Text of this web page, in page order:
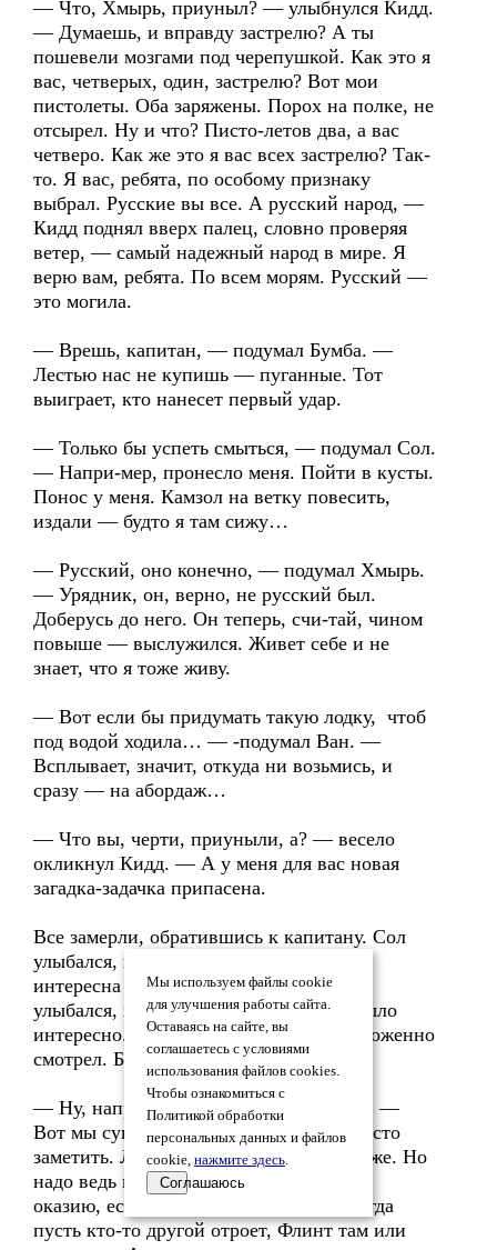
— Что, Хмырь, приуныл? — улыбнулся Кидд.
— Думаешь, и вправду застрелю? А ты
пошевели мозгами под черепушкой. Как это я
вас, четверых, один, застрелю? Вот мои
пистолеты. Оба заряжены. Порох на полке, не
отсырел. Ну и что? Писто-летов два, а вас
четверо. Как же это я вас всех застрелю? Так-
то. Я вас, ребята, по особому признаку
выбрал. Русские вы все. А русский народ, —
Кидд поднял вверх палец, словно проверяя
ветер, — самый надежный народ в мире. Я
верю вам, ребята. По всем морям. Русский —
это могила.
— Врешь, капитан, — подумал Бумба. —
Лестью нас не купишь — пуганные. Тот
выиграет, кто нанесет первый удар.
— Только бы успеть смыться, — подумал Сол.
— Напри-мер, пронесло меня. Пойти в кусты.
Понос у меня. Камзол на ветку повесить,
издали — будто я там сижу…
— Русский, оно конечно, — подумал Хмырь.
— Урядник, он, верно, не русский был.
Доберусь до него. Он теперь, счи-тай, чином
повыше — выслужился. Живет себе и не
знает, что я тоже живу.
— Вот если бы придумать такую лодку, чтоб
под водой ходила… — -подумал Ван. —
Всплывает, значит, откуда ни возьмись, и
сразу — на абордаж…
— Что вы, черти, приуныли, а? — весело
окликнул Кидд. — А у меня для вас новая
загадка-задачка припасена.
Все замерли, обратившись к капитану. Сол
улыбался, по-казывая, что ему очень
интересна новая загадка-задачка. Ван
улыбался, потому что ему и вправду было
интересно. Хмырь не улыбался, настороженно
смотрел. Бумба не улыбался.
— Ну, например… — продолжал Кидд. —
Вот мы сундук зароем, но надо ведь место
заметить. Ладно. С этим я приду-мал уже. Но
надо ведь и записать, где зарыто, на ту
оказию, если со мной что случится. Тогда
пусть кто-то другой отроет, Флинт там или
Мы используем файлы cookie
для улучшения работы сайта.
Оставаясь на сайте, вы
соглашаетесь с условиями
использования файлов cookies.
Чтобы ознакомиться с
Политикой обработки
персональных данных и файлов
cookie, нажмите здесь.
Соглашаюсь